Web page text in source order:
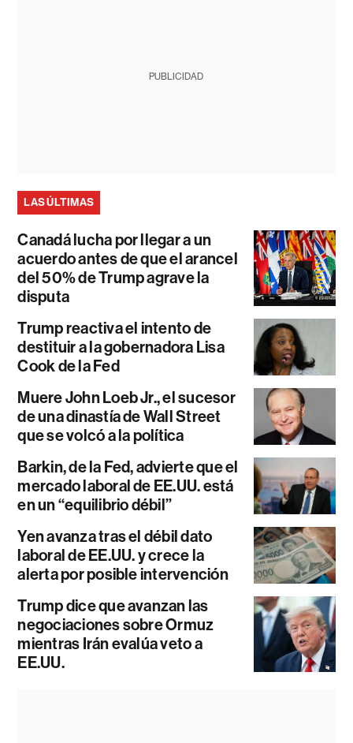
PUBLICIDAD
LAS ÚLTIMAS
Canadá lucha por llegar a un
acuerdo antes de que el arancel
del 50% de Trump agrave la
disputa
Trump reactiva el intento de
destituir a la gobernadora Lisa
Cook de la Fed
Muere John Loeb Jr., el sucesor
de una dinastía de Wall Street
que se volcó a la política
Barkin, de la Fed, advierte que el
mercado laboral de EE.UU. está
en un “equilibrio débil”
Yen avanza tras el débil dato
laboral de EE.UU. y crece la
alerta por posible intervención
Trump dice que avanzan las
negociaciones sobre Ormuz
mientras Irán evalúa veto a
EE.UU.